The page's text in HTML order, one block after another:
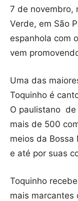
7 de novembro,
Verde, em São
espanhola com
vem
Uma das
Toquinho é
O paulistano de
mais de 500
meios da Bossa
e até por suas
Toquinho
mais marcantes